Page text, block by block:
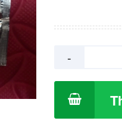
vi nấm ( thường
Không dùng
hoặc có phản
-